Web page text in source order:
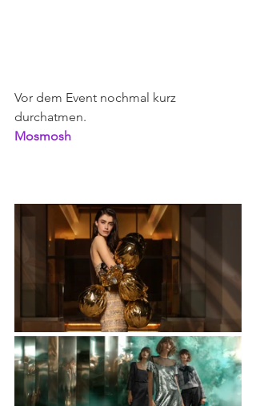
Vor dem Event nochmal kurz
durchatmen.
Mosmosh